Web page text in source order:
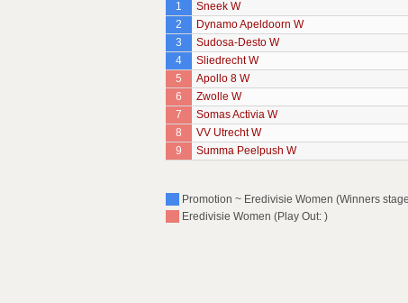
1
Sneek W
2
Dynamo Apeldoorn W
3
Sudosa-Desto W
4
Sliedrecht W
5
Apollo 8 W
6
Zwolle W
7
Somas Activia W
8
VV Utrecht W
9
Summa Peelpush W
Promotion ~ Eredivisie Women (Winners
Eredivisie Women (Play Out: )